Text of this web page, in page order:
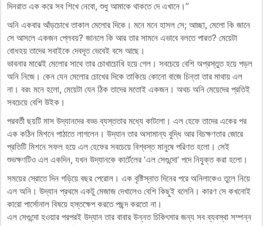
দিনরাত এক করে সব শিখে নেবো, শুধু আমাকে থাকতে দে এখানে।”
অনি একবার আঁড়চোখে তাকাল মেলোর দিকে। মনে মনে হাসল সে; আচ্ছা, মেলো কি জানে
সে আসলে একজন প্লেবয়? জানলে কি আর তার সামনে এভাবে বলতে পারত? মেয়েটা
বোধহয় তাদের সবাইকে দেবদূত ভেবেই বসে আছে।
ভাবনার মাঝেই মেলোর সাথে তার চোখাচোখি হয়ে গেল। সবচেয়ে বেশি অপ্রস্তুত হয়ে পড়ল
অনি নিজে। কেন যেন মেলোর চোখের দিকে তাকিয়ে কোনো বাজে চিন্তা তার মাথায় এল
না। বরং মনে হলো, মেয়েটা যেন ঠিক তাদের মতোই একজন। অথচ অনি মেয়েদের প্রতিই
সবচেয়ে বেশি উইক।
পরবর্তী ছয়টি মাস উদ্যানদের বড্ড ব্যস্ততার মধ্যে কাটলো। এল হেফে তাদের একের পর
এক কঠিন মিশনে পাঠাতে লাগলেন। উদ্যান তার অসামান্য বুদ্ধি আর বিচক্ষণতার জোরে
প্রতিটি মিশনে সফল হয়ে এল হেফের সবচেয়ে বিশ্বস্ত মানুষে পরিণত হলো। সেই
শুভক্ষণটিও এল একদিন, যখন উদ্যানকে কার্টেলের ‘এল সেগুন্দো’ পদে নিযুক্ত করা হলো।
সময়ের স্রোতে দিন গড়িয়ে বছর পেরোল। এক বৃষ্টিস্নাত দিনের পরে অনিলাকেও তুলে নিয়ে
এল অনি। উদ্যান প্রথমে একটু মেজাজ দেখালেও বেশি কিছুই বলেনি। কারণ সে কখনোই
কারো পার্সোনাল বিষয়ে হস্তক্ষেপ করতে পছন্দ করতো না।
এল সেগুন্দো হওয়ার পরপরই উদ্যান তার বাবার উন্নত চিকিৎসার জন্য সব ব্যবস্থা সম্পন্ন